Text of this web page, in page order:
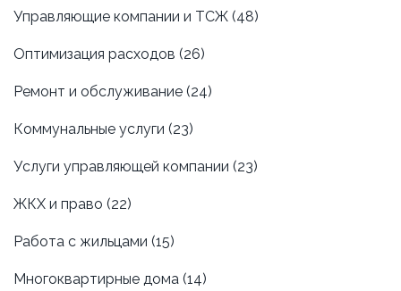
практические советы и идеи для эффективного
управления затратами.
Управляющие компании и ТСЖ (48)
Оптимизация расходов (26)
Ремонт и обслуживание (24)
Коммунальные услуги (23)
Услуги управляющей компании (23)
ЖКХ и право (22)
Работа с жильцами (15)
Многоквартирные дома (14)